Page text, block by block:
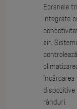
Ecranele
integrate
air.
rânduri.